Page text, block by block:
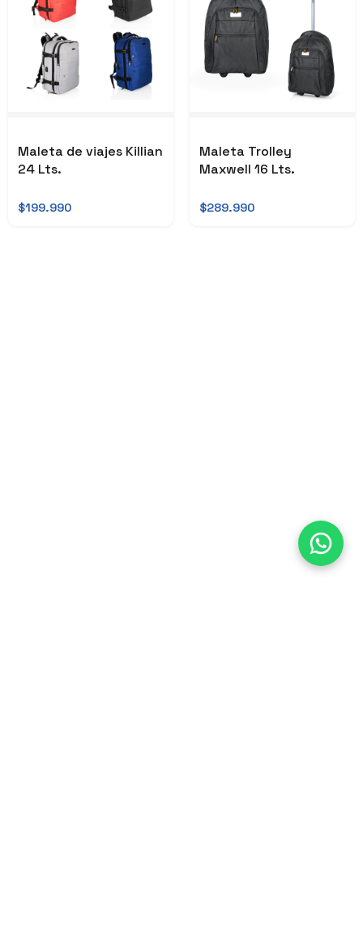
Maleta de viajes Killian
24 Lts.
$199.990
Maleta Trolley
Maxwell 16 Lts.
$289.990